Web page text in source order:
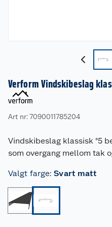
Verform Vindskibeslag
Art nr: 7090011785204
Vindskibeslag klassisk "5
som overgang mellom tak
Valgt farge: Svart matt